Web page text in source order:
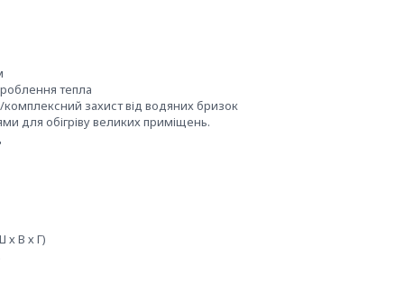
тепла
комплексний захист від водяних бризок
для обігріву великих приміщень.
х В х Г)